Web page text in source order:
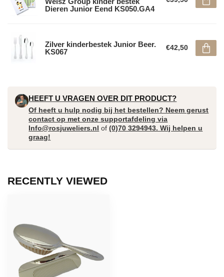
Dieren Junior Eend KS050.GA4
Zilver kinderbestek Junior Beer.
KS067
€42,50
HEEFT U VRAGEN OVER DIT PRODUCT?
Of heeft u hulp nodig bij het bestellen? Neem gerust
contact op met onze supportafdeling via
Info@rosjuweliers.nl of(0)70 3294943. Wij helpen u
graag!
RECENTLY VIEWED